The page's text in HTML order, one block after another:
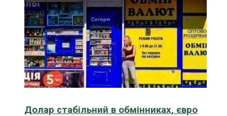
Долар стабільний в обмінниках, євро